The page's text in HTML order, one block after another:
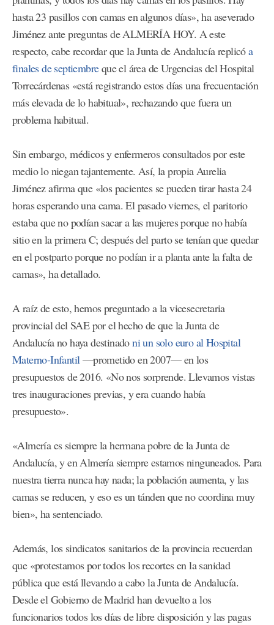
hasta 23 pasillos con camas en algunos días», ha aseverado
Jiménez ante preguntas de ALMERÍA HOY. A este
respecto, cabe recordar que la Junta de Andalucía replicóa
finales de septiembreque el área de Urgencias del Hospital
Torrecárdenas «está registrando estos días una frecuentación
más elevada de lo habitual», rechazando que fuera un
problema habitual.
Sin embargo, médicos y enfermeros consultados por este
medio lo niegan tajantemente. Así, la propia Aurelia
Jiménez afirma que «los pacientes se pueden tirar hasta 24
horas esperando una cama. El pasado viernes, el paritorio
estaba que no podían sacar a las mujeres porque no había
sitio en la primera C; después del parto se tenían que quedar
en el postparto porque no podían ir a planta ante la falta de
camas», ha detallado.
A raíz de esto, hemos preguntado a la vicesecretaria
provincial del SAE por el hecho de que la Junta de
Andalucía no haya destinadoni un solo euro al Hospital
Materno-Infantil—prometido en 2007— en los
presupuestos de 2016. «No nos sorprende. Llevamos vistas
tres inauguraciones previas, y era cuando había
presupuesto».
«Almería es siempre la hermana pobre de la Junta de
Andalucía, y en Almería siempre estamos ninguneados. Para
nuestra tierra nunca hay nada; la población aumenta, y las
camas se reducen, y eso es un tánden que no coordina muy
bien», ha sentenciado.
Además, los sindicatos sanitarios de la provincia recuerdan
que «protestamos por todos los recortes en la sanidad
pública que está llevando a cabo la Junta de Andalucía.
Desde el Gobierno de Madrid han devuelto a los
funcionarios todos los días de libre disposición y las pagas